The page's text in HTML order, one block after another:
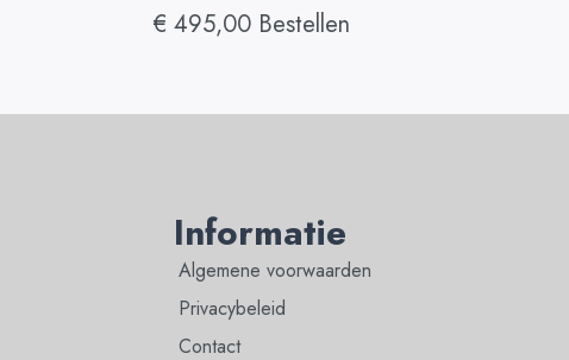
€ 495,00 Bestellen
Informatie
Algemene voorwaarden
Privacybeleid
Contact